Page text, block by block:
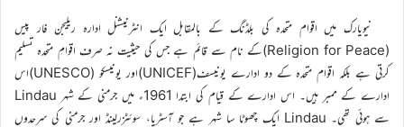
نیویارک میں اقوام متحدہ کی بلڈنگ کے بالمقابل ایک انٹرنیشنل ادارہ ریلیجن فار پیس
(Religion for Peace)کے نام سے قائم ہے جس کی حیثیت نہ صرف اقوامِ متحدہ تسلیم
کرتی ہے بلکہ اقوام متحدہ کے دو ادارے یونیسف(UNICEF)اور یونیسکو (UNESCO)اس
ادارے کے ممبر ہیں۔ اس ادارے کے قیام کی ابتدا 1961ء میں جرمنی کے شہر Lindau
سے ہوئی تھی۔ Lindau ایک چھوٹا سا شہر ہے جو آسٹریا، سوئٹزرلینڈ اور جرمنی کی سرحدوں